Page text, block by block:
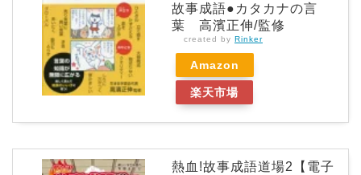
故事成語●カタカナの言
葉 高濱正伸/監修
created by Rinker
Amazon
楽天市場
熱血!故事成語道場2【電子